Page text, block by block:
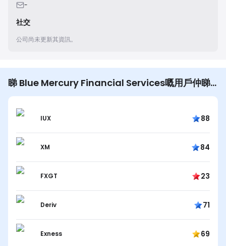
-
社交
公司尚未更新其資訊。
睇 Blue Mercury Financial Services嘅用戶仲睇…
IUX 88
XM 84
FXGT 23
Deriv 71
Exness 69